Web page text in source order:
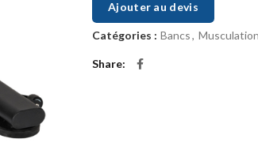
Ajouter au devis
Catégories : Bancs, Musculation
Share